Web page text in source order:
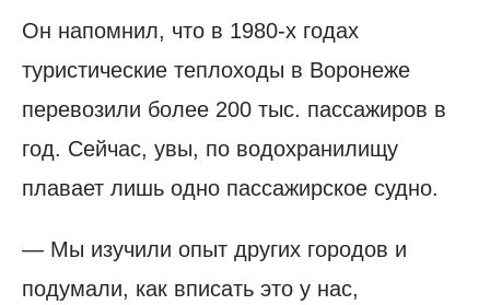
Он напомнил, что в 1980-х годах
туристические теплоходы в Воронеже
перевозили более 200 тыс. пассажиров в
год. Сейчас, увы, по водохранилищу
плавает лишь одно пассажирское судно.
— Мы изучили опыт других городов и
подумали, как вписать это у нас,